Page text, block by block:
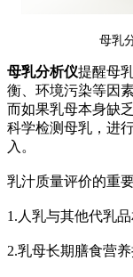
母乳
母乳分析仪提醒母
衡、环境污染等因
而如果乳母本身缺
科学检测母乳，进
入。
乳汁质量评价的重
1.人乳与其他代乳品
2.乳母长期膳食营